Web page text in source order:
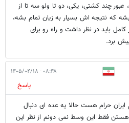
چند کشتی، یکی، دو تا ولو سه تا از
که نتیجه اش بسیار به زیان تمام بشه،
باید در نظر داشت و راه رو برای
برد.
۰۸:۴۸ - ۱۴۰۵/۰۴/۱۸
پاسخ
حرام هست حالا یه عده ای دنبال
فقط این وسط نمی دونم از نظر این